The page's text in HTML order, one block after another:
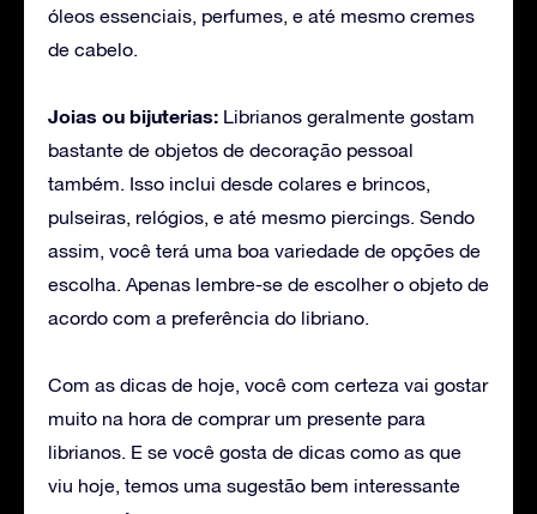
óleos essenciais, perfumes, e até mesmo cremes
de cabelo.
Joias ou bijuterias: Librianos geralmente gostam
bastante de objetos de decoração pessoal
também. Isso inclui desde colares e brincos,
pulseiras, relógios, e até mesmo piercings. Sendo
assim, você terá uma boa variedade de opções de
escolha. Apenas lembre-se de escolher o objeto de
acordo com a preferência do libriano.
Com as dicas de hoje, você com certeza vai gostar
muito na hora de comprar um presente para
librianos. E se você gosta de dicas como as que
viu hoje, temos uma sugestão bem interessante